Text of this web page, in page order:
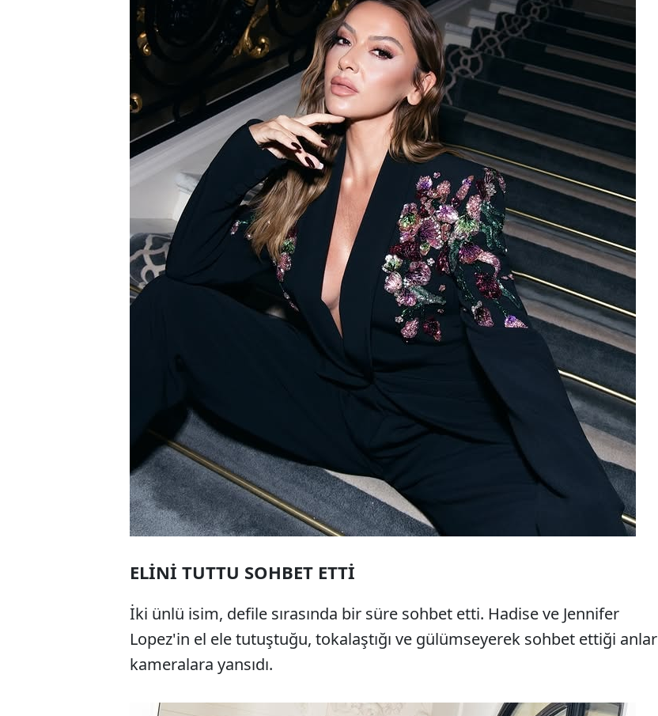
ELİNİ TUTTU SOHBET ETTİ
İki ünlü isim, defile sırasında bir süre sohbet etti. Hadise ve Jennifer
Lopez'in el ele tutuştuğu, tokalaştığı ve gülümseyerek sohbet ettiği anlar
kameralara yansıdı.